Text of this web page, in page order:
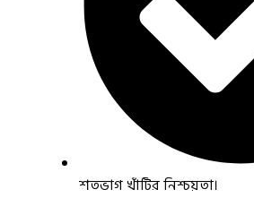
শতভাগ খাঁটির নিশ্চয়তা।